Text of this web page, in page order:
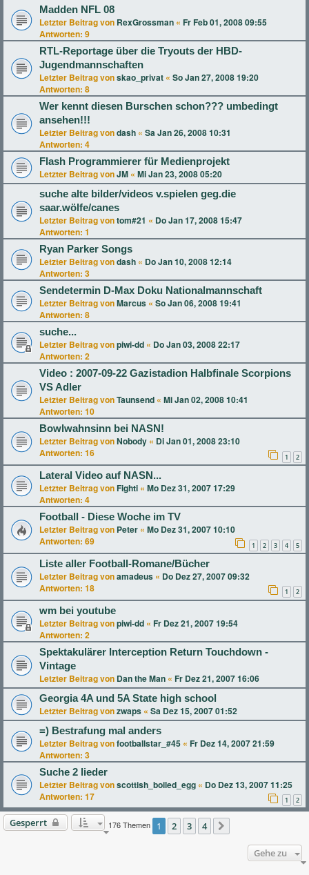
Madden NFL 08
Letzter Beitrag von RexGrossman « Fr Feb 01, 2008 09:55
Antworten: 9
RTL-Reportage über die Tryouts der HBD-
Jugendmannschaften
Letzter Beitrag vonskao_privat « So Jan 27, 2008 19:20
Antworten: 8
Wer kennt diesen Burschen schon??? umbedingt
ansehen!!!
Letzter Beitrag vondash « Sa Jan 26, 2008 10:31
Antworten: 4
Flash Programmierer für Medienprojekt
Letzter Beitrag vonJM « Mi Jan 23, 2008 05:20
suche alte bilder/videos v.spielen geg.die
saar.wölfe/canes
Letzter Beitrag vontom#21 « Do Jan 17, 2008 15:47
Antworten: 1
Ryan Parker Songs
Letzter Beitrag vondash « Do Jan 10, 2008 12:14
Antworten: 3
Sendetermin D-Max Doku Nationalmannschaft
Letzter Beitrag vonMarcus « So Jan 06, 2008 19:41
Antworten: 8
suche...
Letzter Beitrag vonpiwi-dd « Do Jan 03, 2008 22:17
Antworten: 2
Video : 2007-09-22 Gazistadion Halbfinale Scorpions
VS Adler
Letzter Beitrag vonTaunsend « Mi Jan 02, 2008 10:41
Antworten: 10
Bowlwahnsinn bei NASN!
Letzter Beitrag vonNobody « Di Jan 01, 2008 23:10
Antworten: 16 1 2
Lateral Video auf NASN...
Letzter Beitrag von Fighti « Mo Dez 31, 2007 17:29
Antworten: 4
Football - Diese Woche im TV
Letzter Beitrag von Peter « Mo Dez 31, 2007 10:10
Antworten: 69 1 2 3 4 5
Liste aller Football-Romane/Bücher
Letzter Beitrag vonamadeus « Do Dez 27, 2007 09:32
Antworten: 18 1 2
wm bei youtube
Letzter Beitrag vonpiwi-dd « Fr Dez 21, 2007 19:54
Antworten: 2
Spektakulärer Interception Return Touchdown -
Vintage
Letzter Beitrag von Dan the Man « Fr Dez 21, 2007 16:06
Georgia 4A und 5A State high school
Letzter Beitrag vonzwaps « Sa Dez 15, 2007 01:52
=) Bestrafung mal anders
Letzter Beitrag vonfootballstar_#45 « Fr Dez 14, 2007 21:59
Antworten: 3
Suche 2 lieder
Letzter Beitrag vonscottish_boiled_egg « Do Dez 13, 2007 11:25
Antworten: 17 1 2
Gesperrt 176 Themen 1 2 3 4
Gehe zu